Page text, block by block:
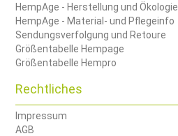
HempAge - Herstellung und Ökologie
HempAge - Material- und Pflegeinfo
Sendungsverfolgung und Retoure
Größentabelle Hempage
Größentabelle Hempro
Rechtliches
Impressum
AGB